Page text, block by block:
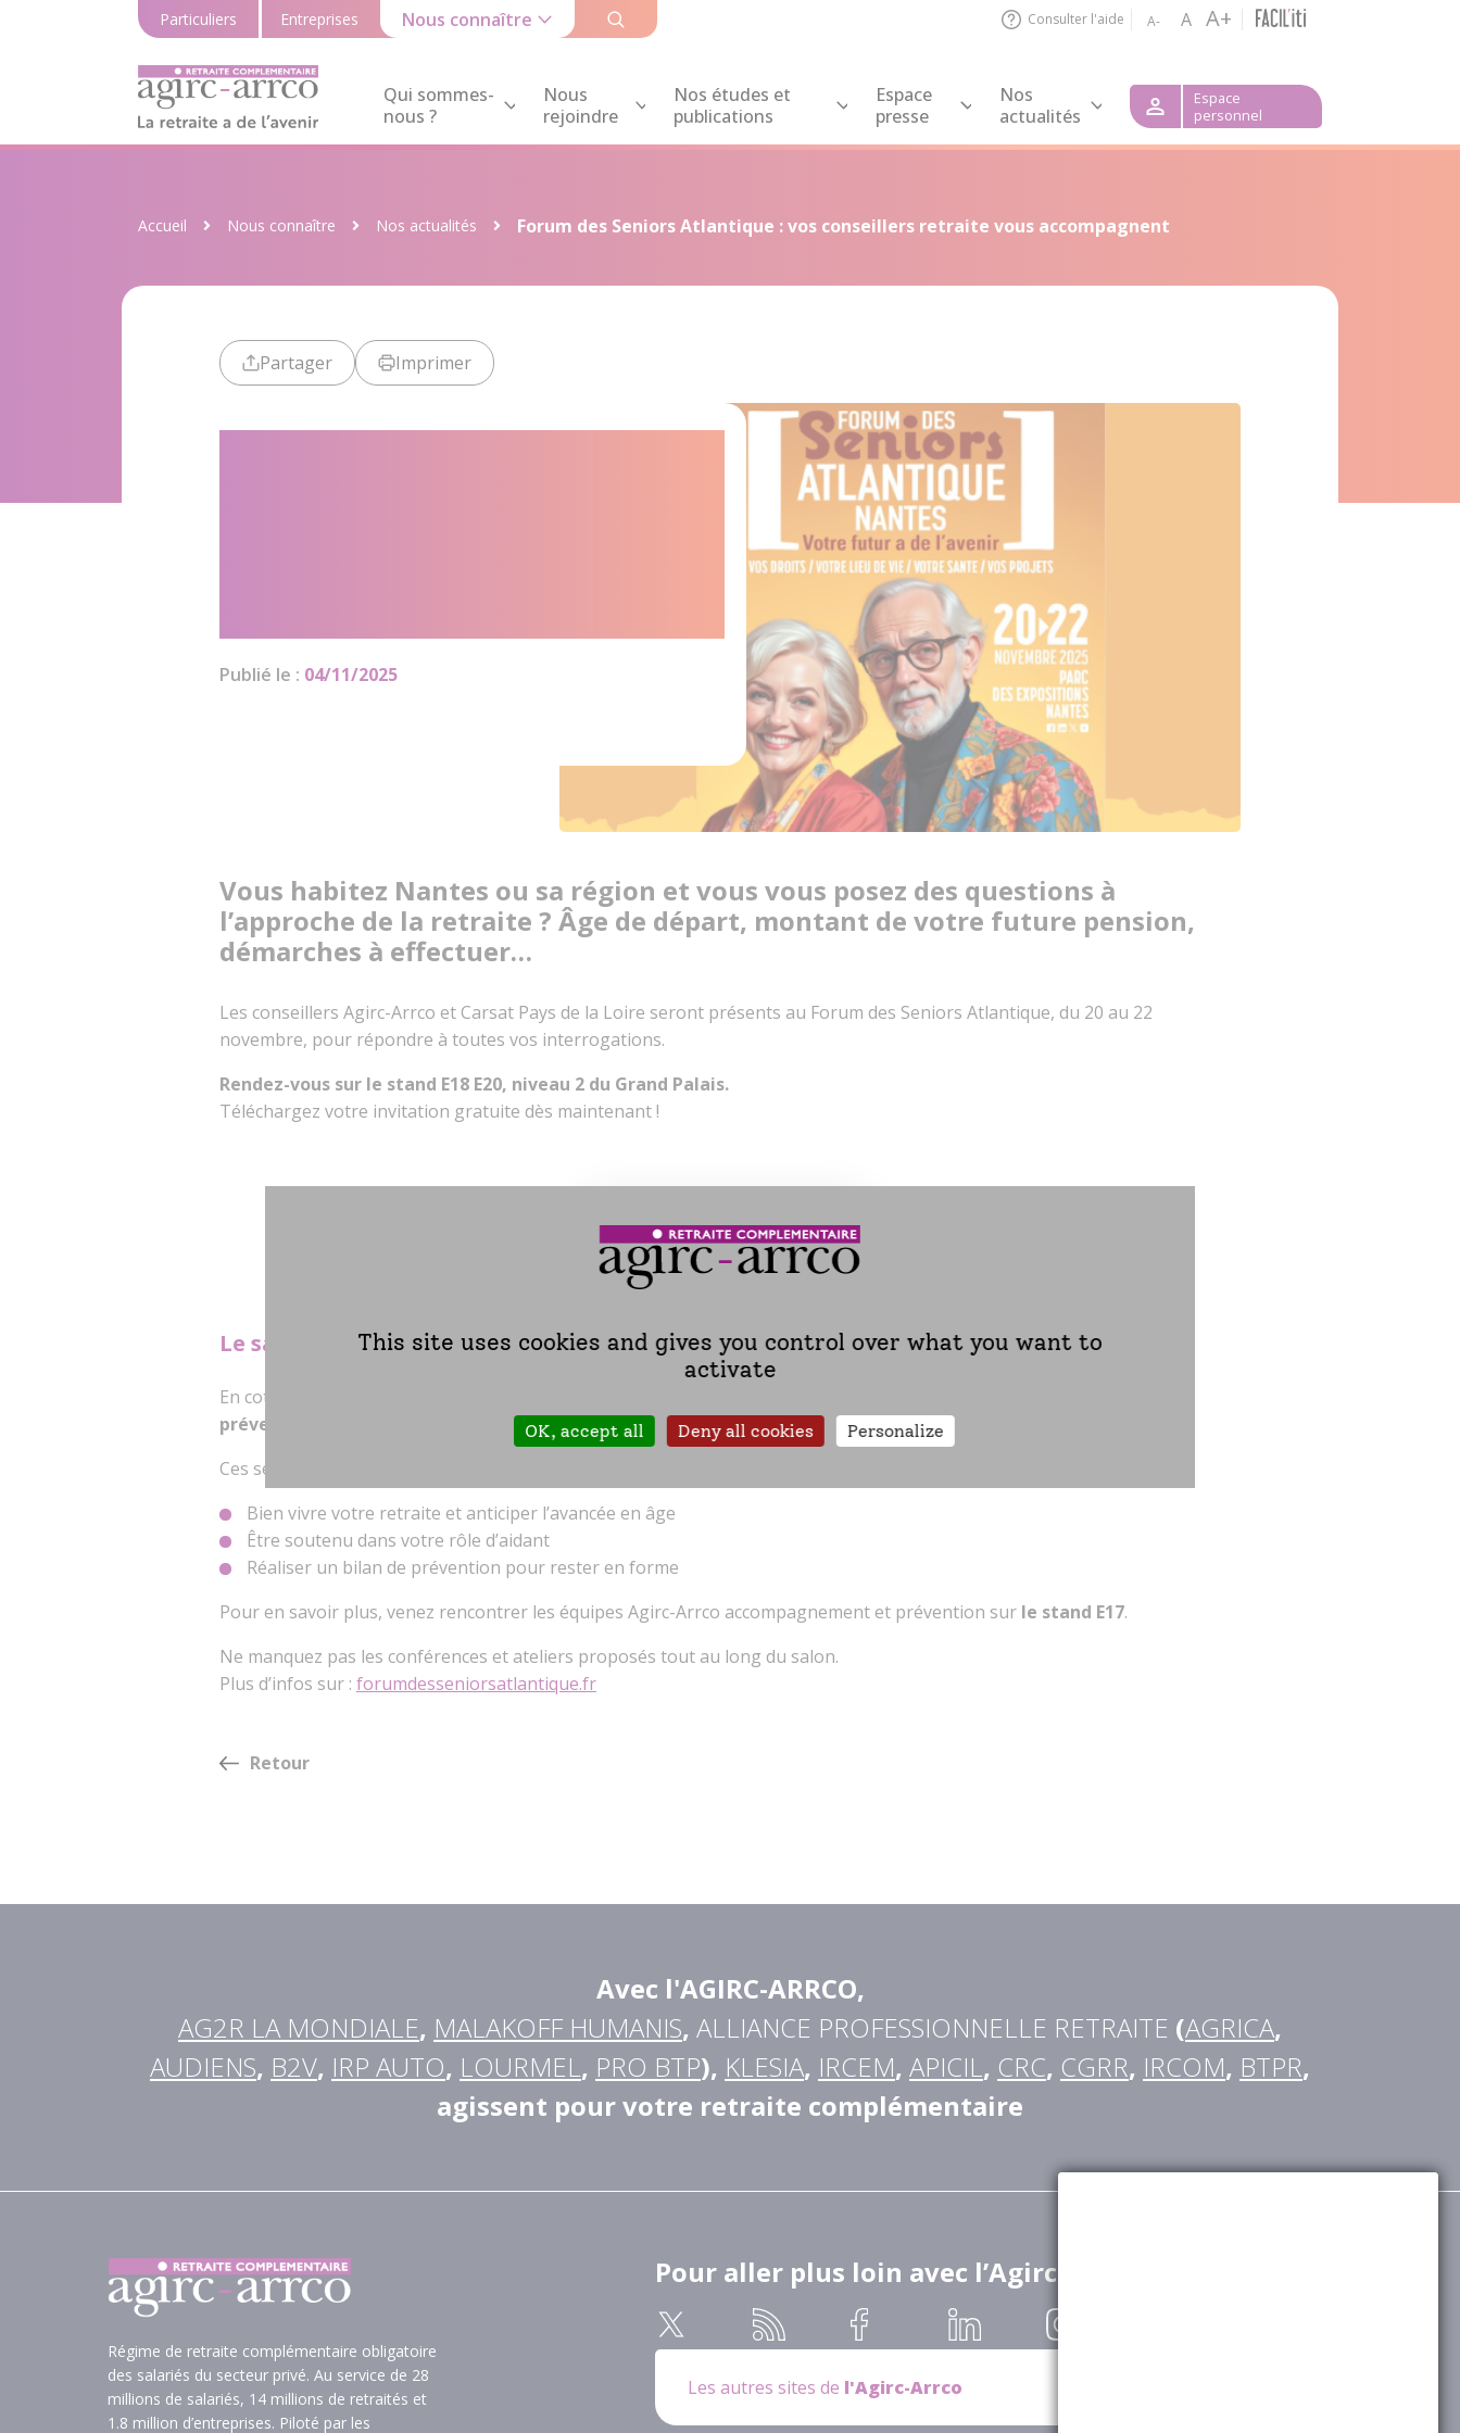
Particuliers Entreprises Nous connaître Consulter l'aide A- A A+
Qui sommes-
nous ?
Nous
rejoindre
Nos études et
publications
Espace
presse
Nos
actualités
Espace
personnel
Accueil Nous connaître Nos actualités Forum des Seniors Atlantique : vos conseillers retraite vous accompagnent
Partager Imprimer
Publié le : 04/11/2025
Vous habitez Nantes ou sa région et vous vous posez des questions à
l’approche de la retraite ? Âge de départ, montant de votre future pension,
démarches à effectuer…
Les conseillers Agirc-Arrco et Carsat Pays de la Loire seront présents au Forum des Seniors Atlantique, du 20 au 22
novembre, pour répondre à toutes vos interrogations.
Rendez-vous sur le stand E18 E20, niveau 2 du Grand Palais.
Téléchargez votre invitation gratuite dès maintenant !
Télécharger l'invitation
Le saviez-vous ?
En cotisant pour votre retraite complémentaire, vous bénéficiez également de
prévention
entièrement pris en charge par votre caisse de retraite.
Ces services peuvent vous aider à :
Bien vivre votre retraite et anticiper l’avancée en âge
Être soutenu dans votre rôle d’aidant
Réaliser un bilan de prévention pour rester en forme
Pour en savoir plus, venez rencontrer les équipes Agirc-Arrco accompagnement et prévention sur le stand E17.
Ne manquez pas les conférences et ateliers proposés tout au long du salon.
Plus d’infos sur : forumdesseniorsatlantique.fr
Retour
Avec l'AGIRC-ARRCO,
AG2R LA MONDIALE, MALAKOFF HUMANIS, ALLIANCE PROFESSIONNELLE RETRAITE (AGRICA,
AUDIENS, B2V, IRP AUTO, LOURMEL, PRO BTP), KLESIA, IRCEM, APICIL, CRC, CGRR, IRCOM, BTPR,
agissent pour votre retraite complémentaire
Régime de retraite complémentaire obligatoire
des salariés du secteur privé. Au service de 28
millions de salariés, 14 millions de retraités et
1.8 million d’entreprises. Piloté par les
Pour aller plus loin avec l’Agirc-Arrco
Les autres sites de l'Agirc-Arrco
This site uses cookies and gives you control over what you want to
activate
OK, accept all Deny all cookies Personalize